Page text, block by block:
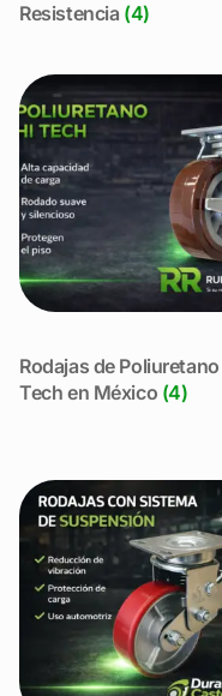
Resistencia (4)
Rodajas de
Tech en México (4)